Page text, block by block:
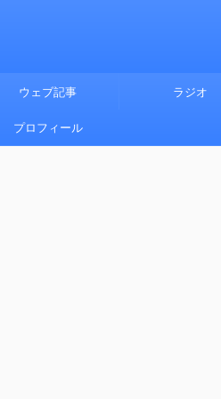
ウェブ記事 ラジオ
プロフィール